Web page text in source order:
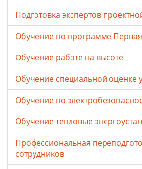
Подготовка экспертов
Обучение по программе
Обучение работе на высоте
Обучение специальной оценке
Обучение по
Обучение тепловые
Профессиональная
сотрудников